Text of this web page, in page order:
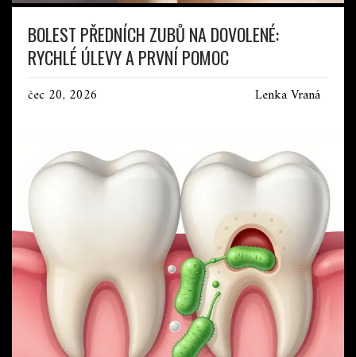
BOLEST PŘEDNÍCH ZUBŮ NA DOVOLENÉ:
RYCHLÉ ÚLEVY A PRVNÍ POMOC
čec 20, 2026 Lenka Vraná